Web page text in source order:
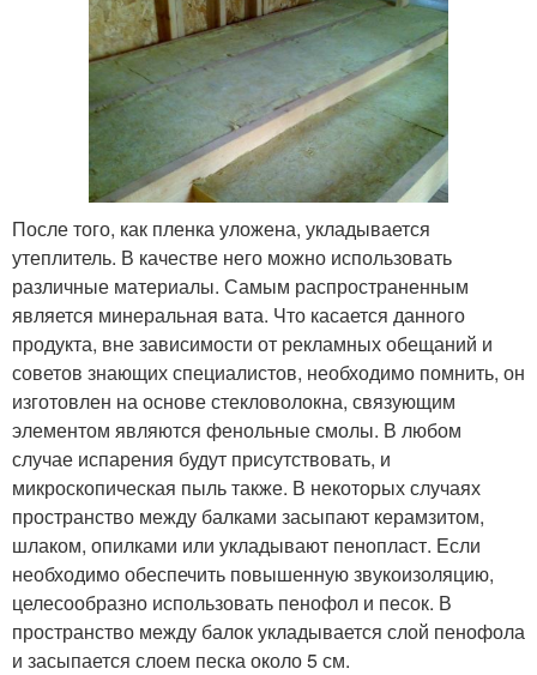
После того, как пленка уложена, укладывается
утеплитель. В качестве него можно использовать
различные материалы. Самым распространенным
является минеральная вата. Что касается данного
продукта, вне зависимости от рекламных обещаний и
советов знающих специалистов, необходимо помнить, он
изготовлен на основе стекловолокна, связующим
элементом являются фенольные смолы. В любом
случае испарения будут присутствовать, и
микроскопическая пыль также. В некоторых случаях
пространство между балками засыпают керамзитом,
шлаком, опилками или укладывают пенопласт. Если
необходимо обеспечить повышенную звукоизоляцию,
целесообразно использовать пенофол и песок. В
пространство между балок укладывается слой пенофола
и засыпается слоем песка около 5 см.